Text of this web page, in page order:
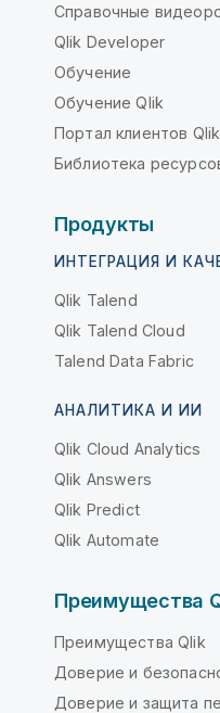
Справочные
Qlik Developer
Обучение
Обучение Qlik
Портал клиентов Qlik
Библиотека
Продукты
ИНТЕГРАЦИЯ И
Qlik Talend
Qlik Talend Cloud
Talend Data Fabric
АНАЛИТИКА И ИИ
Qlik Cloud Analytics
Qlik Answers
Qlik Predict
Qlik Automate
Преимущества
Преимущества Qlik
Доверие и
Доверие и защита